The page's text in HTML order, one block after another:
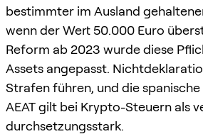
bestimmter im Ausland
wenn der Wert 50.000 Euro
Reform ab 2023 wurde diese
Assets angepasst.
Strafen führen, und die
AEAT gilt bei Krypto-Steuern als
durchsetzungsstark.